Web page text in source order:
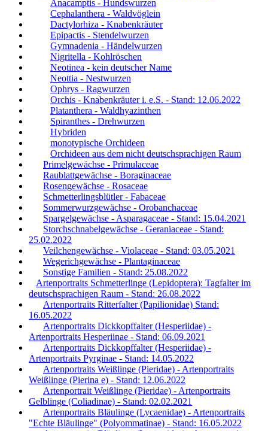
Anacamptis - Hundswurzen
Cephalanthera - Waldvöglein
Dactylorhiza - Knabenkräuter
Epipactis - Stendelwurzen
Gymnadenia - Händelwurzen
Nigritella - Kohlröschen
Neotinea - kein deutscher Name
Neottia - Nestwurzen
Ophrys - Ragwurzen
Orchis - Knabenkräuter i. e.S. - Stand: 12.06.2022
Platanthera - Waldhyazinthen
Spiranthes - Drehwurzen
Hybriden
monotypische Orchideen
Orchideen aus dem nicht deutschsprachigen Raum
Primelgewächse - Primulaceae
Raublattgewächse - Boraginaceae
Rosengewächse - Rosaceae
Schmetterlingsblütler - Fabaceae
Sommerwurzgewächse - Orobanchaceae
Spargelgewächse - Asparagaceae - Stand: 15.04.2021
Storchschnabelgewächse - Geraniaceae - Stand:
25.02.2022
Veilchengewächse - Violaceae - Stand: 03.05.2021
Wegerichgewächse - Plantaginaceae
Sonstige Familien - Stand: 25.08.2022
Artenportraits Schmetterlinge (Lepidoptera): Tagfalter im
deutschsprachigen Raum - Stand: 26.08.2022
Artenportraits Ritterfalter (Papilionidae) Stand:
16.05.2022
Artenportraits Dickkopffalter (Hesperiidae) -
Artenportraits Hesperiinae - Stand: 06.09.2021
Artenportraits Dickkopffalter (Hesperiidae) -
Artenportraits Pyrginae - Stand: 14.05.2022
Artenportraits Weißlinge (Pieridae) - Artenportraits
Weißlinge (Pierina e) - Stand: 12.06.2022
Artenportrait Weißlinge (Pieridae) - Artenportraits
Gelblinge (Coliadinae) - Stand: 02.02.2021
Artenportraits Bläulinge (Lycaenidae) - Artenportraits
"Echte Bläulinge" (Polyommatinae) - Stand: 16.05.2022